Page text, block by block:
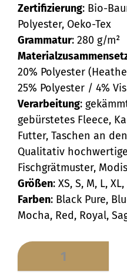
Zertifizierung: Bio-
Polyester, Oeko-Tex
Grammatur: 280 g/m²
20% Polyester
25% Polyester / 4%
Verarbeitung:
gebürstetes Fleece,
Futter, Taschen an
Qualitativ
Fischgrätmuster,
Größen: XS, S, M, L,
Farben: Black Pure,
Mocha, Red, Royal,